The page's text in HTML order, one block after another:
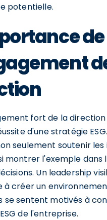
potentielle.
de
fort de la
d'une stratégie
seulement soutenir les
montrer l'exemple dans
Un leadership
à créer un
se sentent motivés à
de l'entreprise.